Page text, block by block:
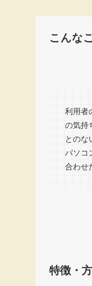
こんな
利用者
の気持
とのな
パソコ
合わせ
特徴・